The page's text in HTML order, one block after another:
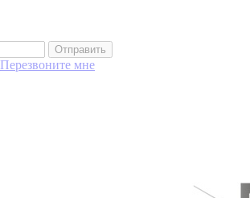
Отправить
Перезвоните мне